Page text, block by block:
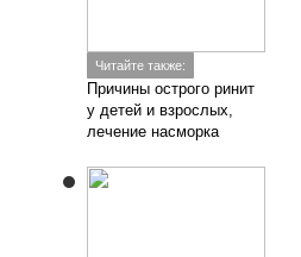
Читайте также:
Причины острого ринит
у детей и взрослых,
лечение насморка